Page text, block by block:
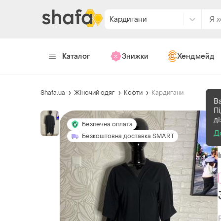
Кардигани
Каталог Знижки Хендмейд
Shafa.ua Жіночий одяг Кофти Кардигани
Безпечна оплата
Безкоштовна доставка SMART